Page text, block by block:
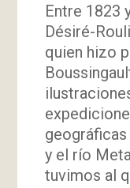
Entre 1823
Désiré-
quien hizo
y el río
tuvimos al